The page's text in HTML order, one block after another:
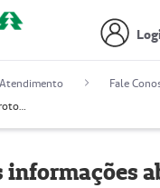
Fale
Fale Conosco - Protocolo
informações